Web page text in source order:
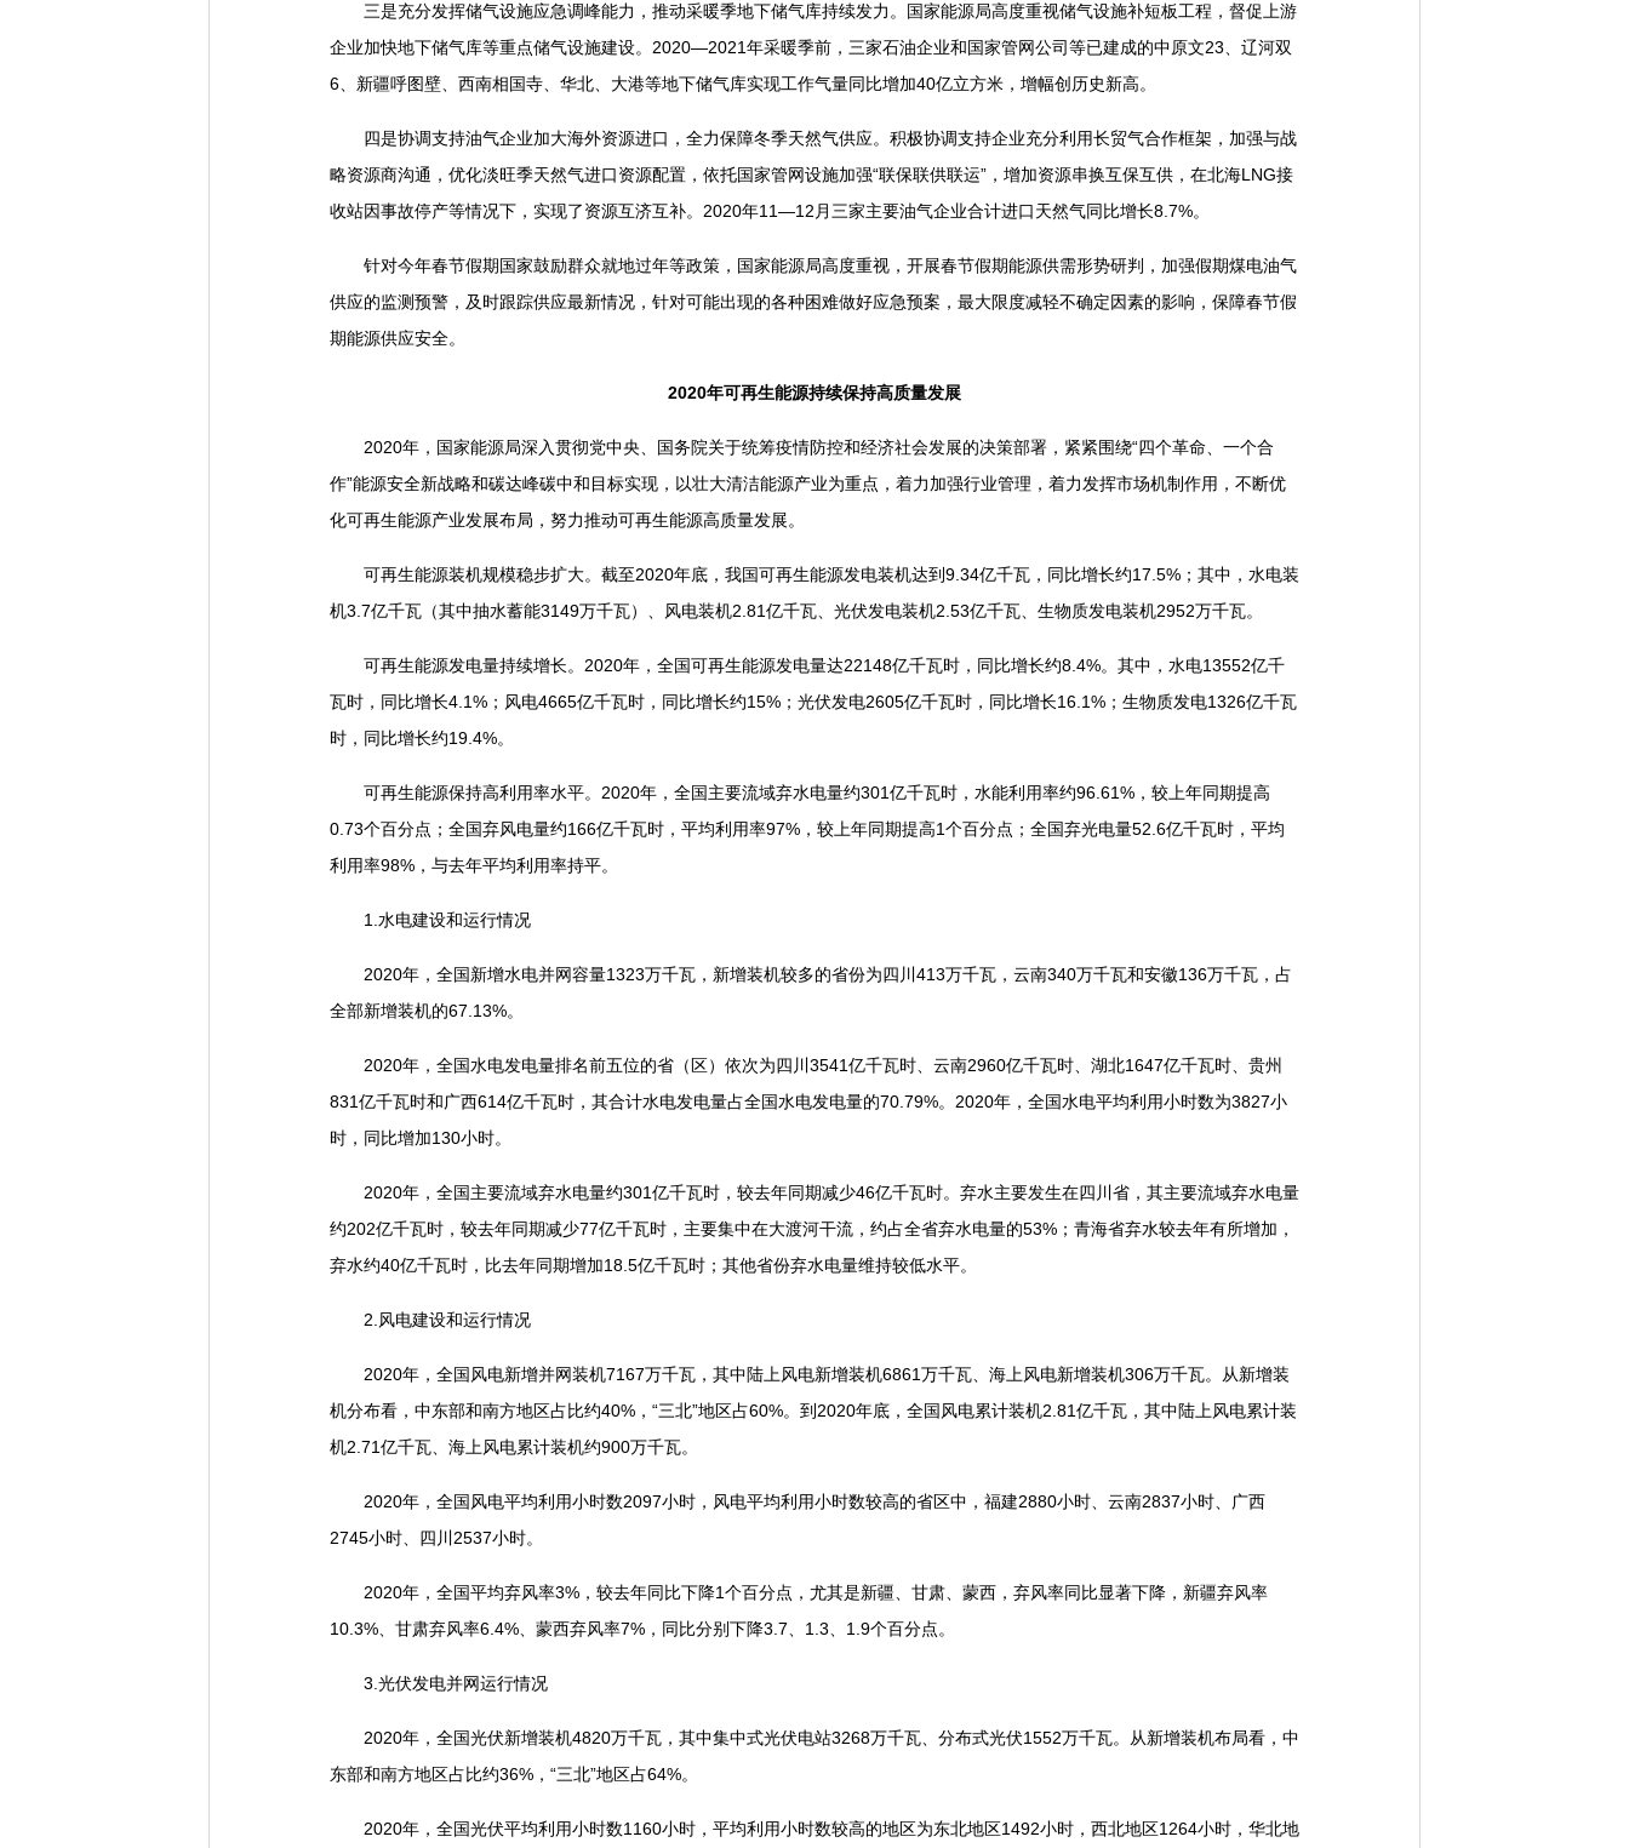
三是充分发挥储气设施应急调峰能力，推动采暖季地下储气库持续发力。国家能源局高度重视储气设施补短板工程，督促上游
企业加快地下储气库等重点储气设施建设。2020—2021年采暖季前，三家石油企业和国家管网公司等已建成的中原文23、辽河双
6、新疆呼图壁、西南相国寺、华北、大港等地下储气库实现工作气量同比增加40亿立方米，增幅创历史新高。
四是协调支持油气企业加大海外资源进口，全力保障冬季天然气供应。积极协调支持企业充分利用长贸气合作框架，加强与战
略资源商沟通，优化淡旺季天然气进口资源配置，依托国家管网设施加强“联保联供联运”，增加资源串换互保互供，在北海LNG接
收站因事故停产等情况下，实现了资源互济互补。2020年11—12月三家主要油气企业合计进口天然气同比增长8.7%。
针对今年春节假期国家鼓励群众就地过年等政策，国家能源局高度重视，开展春节假期能源供需形势研判，加强假期煤电油气
供应的监测预警，及时跟踪供应最新情况，针对可能出现的各种困难做好应急预案，最大限度减轻不确定因素的影响，保障春节假
期能源供应安全。
2020年可再生能源持续保持高质量发展
2020年，国家能源局深入贯彻党中央、国务院关于统筹疫情防控和经济社会发展的决策部署，紧紧围绕“四个革命、一个合
作”能源安全新战略和碳达峰碳中和目标实现，以壮大清洁能源产业为重点，着力加强行业管理，着力发挥市场机制作用，不断优
化可再生能源产业发展布局，努力推动可再生能源高质量发展。
可再生能源装机规模稳步扩大。截至2020年底，我国可再生能源发电装机达到9.34亿千瓦，同比增长约17.5%；其中，水电装
机3.7亿千瓦（其中抽水蓄能3149万千瓦）、风电装机2.81亿千瓦、光伏发电装机2.53亿千瓦、生物质发电装机2952万千瓦。
可再生能源发电量持续增长。2020年，全国可再生能源发电量达22148亿千瓦时，同比增长约8.4%。其中，水电13552亿千
瓦时，同比增长4.1%；风电4665亿千瓦时，同比增长约15%；光伏发电2605亿千瓦时，同比增长16.1%；生物质发电1326亿千瓦
时，同比增长约19.4%。
可再生能源保持高利用率水平。2020年，全国主要流域弃水电量约301亿千瓦时，水能利用率约96.61%，较上年同期提高
0.73个百分点；全国弃风电量约166亿千瓦时，平均利用率97%，较上年同期提高1个百分点；全国弃光电量52.6亿千瓦时，平均
利用率98%，与去年平均利用率持平。
1.水电建设和运行情况
2020年，全国新增水电并网容量1323万千瓦，新增装机较多的省份为四川413万千瓦，云南340万千瓦和安徽136万千瓦，占
全部新增装机的67.13%。
2020年，全国水电发电量排名前五位的省（区）依次为四川3541亿千瓦时、云南2960亿千瓦时、湖北1647亿千瓦时、贵州
831亿千瓦时和广西614亿千瓦时，其合计水电发电量占全国水电发电量的70.79%。2020年，全国水电平均利用小时数为3827小
时，同比增加130小时。
2020年，全国主要流域弃水电量约301亿千瓦时，较去年同期减少46亿千瓦时。弃水主要发生在四川省，其主要流域弃水电量
约202亿千瓦时，较去年同期减少77亿千瓦时，主要集中在大渡河干流，约占全省弃水电量的53%；青海省弃水较去年有所增加，
弃水约40亿千瓦时，比去年同期增加18.5亿千瓦时；其他省份弃水电量维持较低水平。
2.风电建设和运行情况
2020年，全国风电新增并网装机7167万千瓦，其中陆上风电新增装机6861万千瓦、海上风电新增装机306万千瓦。从新增装
机分布看，中东部和南方地区占比约40%，“三北”地区占60%。到2020年底，全国风电累计装机2.81亿千瓦，其中陆上风电累计装
机2.71亿千瓦、海上风电累计装机约900万千瓦。
2020年，全国风电平均利用小时数2097小时，风电平均利用小时数较高的省区中，福建2880小时、云南2837小时、广西
2745小时、四川2537小时。
2020年，全国平均弃风率3%，较去年同比下降1个百分点，尤其是新疆、甘肃、蒙西，弃风率同比显著下降，新疆弃风率
10.3%、甘肃弃风率6.4%、蒙西弃风率7%，同比分别下降3.7、1.3、1.9个百分点。
3.光伏发电并网运行情况
2020年，全国光伏新增装机4820万千瓦，其中集中式光伏电站3268万千瓦、分布式光伏1552万千瓦。从新增装机布局看，中
东部和南方地区占比约36%，“三北”地区占64%。
2020年，全国光伏平均利用小时数1160小时，平均利用小时数较高的地区为东北地区1492小时，西北地区1264小时，华北地